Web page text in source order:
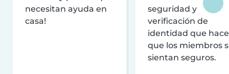
necesitan ayuda en
casa!
seguridad y
verificación de
identidad que
que los miembros
sientan seguros.